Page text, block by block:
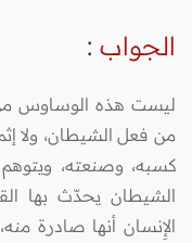
الجواب :
ليست هذه الوساوس
من فعل الشيطان، ولا
كسبه، وصنعته،
الشيطان يحدّث بها
الإِنسان أنها صادرة